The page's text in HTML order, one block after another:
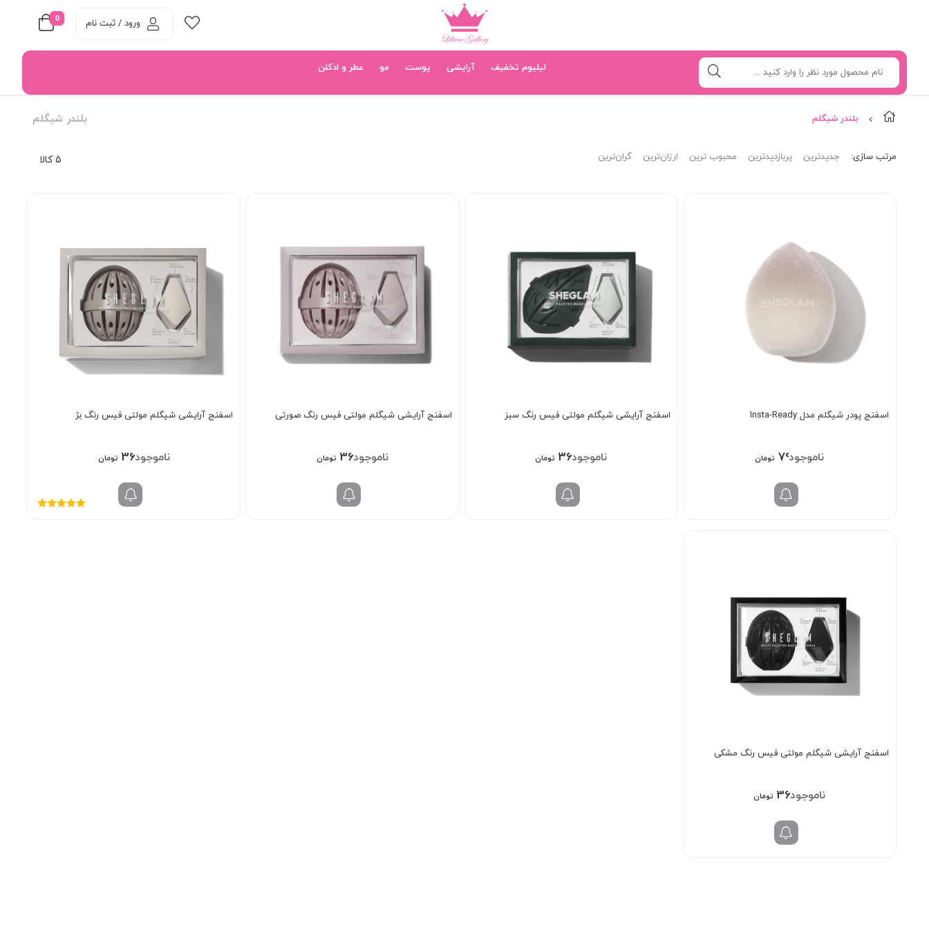
0 ورود / ثبت نام
لیلیوم تخفیف آرایشی پوست مو عطر و ادکلن
بلندر شیگلم بلندر شیگلم
5 کالا مرتب‌ سازی: جدیدترین پربازدیدترین محبوب ترین ارزان‌ترین گران‌ترین
اسفنج پودر شیگلم مدل Insta-Ready
796/000 تومان
اسفنج آرایشی شیگلم مولتی فیس رنگ سبز
368/000 تومان
اسفنج آرایشی شیگلم مولتی فیس رنگ صورتی
368/000 تومان
اسفنج آرایشی شیگلم مولتی فیس رنگ بژ
368/000 تومان
اسفنج آرایشی شیگلم مولتی فیس رنگ مشکی
368/000 تومان